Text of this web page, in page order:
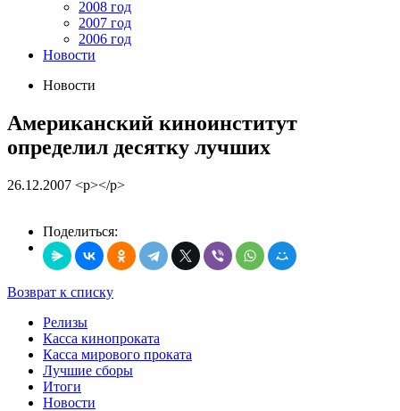
2008 год
2007 год
2006 год
Новости
Новости
Американский киноинститут
определил десятку лучших
26.12.2007 <p></p>
Поделиться:
Возврат к списку
Релизы
Касса кинопроката
Касса мирового проката
Лучшие сборы
Итоги
Новости